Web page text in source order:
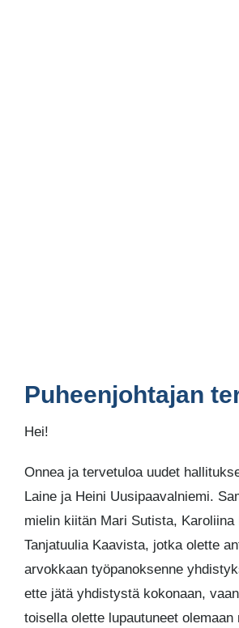
Puheenjohtajan
Hei!
Onnea ja tervetuloa uudet
Laine ja Heini Uusipaavalniemi.
mielin kiitän Mari Sutista, Karoliina
Tanjatuulia Kaavista, jotka olette
arvokkaan työpanoksenne
ette jätä yhdistystä kokonaan,
toisella olette lupautuneet olemaan